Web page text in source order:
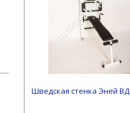
Шведская стенка Эней